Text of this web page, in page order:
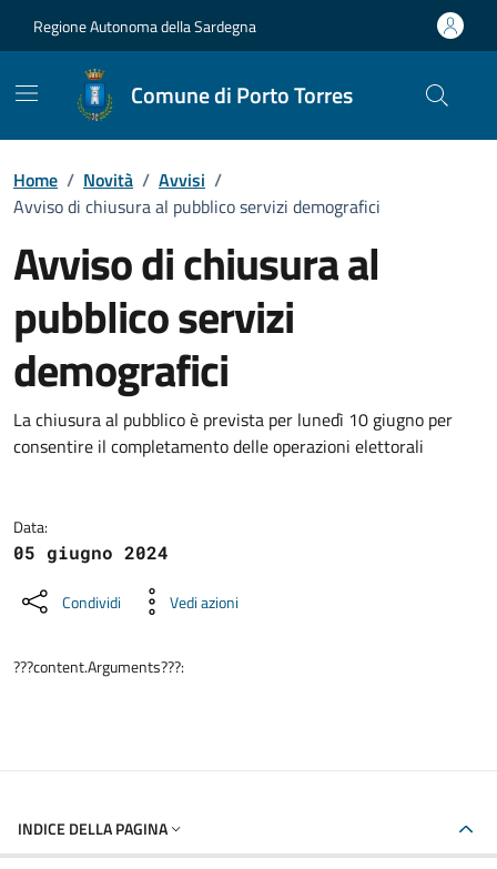
Regione Autonoma della Sardegna
Comune di Porto Torres
Home / Novità / Avvisi /
Avviso di chiusura al pubblico servizi demografici
Avviso di chiusura al
pubblico servizi
demografici
Dettagli della notizia
La chiusura al pubblico è prevista per lunedì 10 giugno per
consentire il completamento delle operazioni elettorali
Data:
05 giugno 2024
Condividi Vedi azioni
???content.Arguments???:
INDICE DELLA PAGINA